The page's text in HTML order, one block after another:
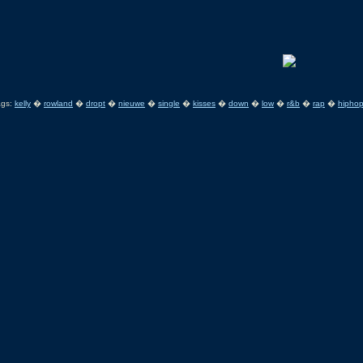
kelly � rowland � dropt � nieuwe � single � kisses � down � low � r&b � rap � hiphop